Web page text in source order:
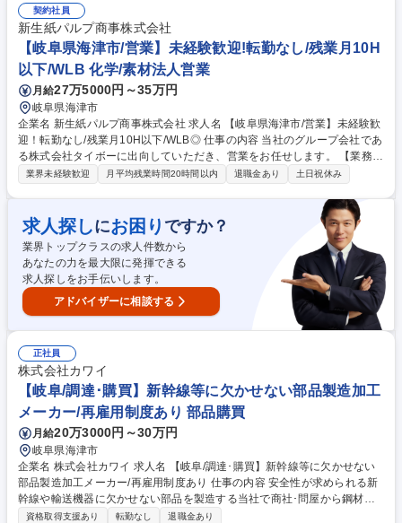
たしますので、未経験の方も歓迎します。 募集職種 岐阜【製造スタッ
フ】高級家具メーカー/組立メイン◎年休121日/残業ほぼなし
契約社員
新生紙パルプ商事株式会社
【岐阜県海津市/営業】未経験歓迎!転勤なし/残業月10H
以下/WLB 化学/素材法人営業
月給27万5000円～35万円
岐阜県海津市
企業名 新生紙パルプ商事株式会社 求人名 【岐阜県海津市/営業】未経験歓
迎！転勤なし/残業月10H以下/WLB◎ 仕事の内容 当社のグループ会社であ
る株式会社タイボーに出向していただき、営業をお任せします。 【業務詳
細】 ■再生原料を使用したプラスチックの原料・成形品の販売 ■マテリア
業界未経験歓迎 月平均残業時間20時間以内 退職金あり 土日祝休み
求人探しにお困り ですか？
業界トップクラスの求人件数から
あなたの力を最大限に発揮できる
求人探しをお手伝いします。
アドバイザーに相談する
正社員
株式会社カワイ
【岐阜/調達･購買】新幹線等に欠かせない部品製造加工
メーカー/再雇用制度あり 部品購買
月給20万3000円～30万円
岐阜県海津市
企業名 株式会社カワイ 求人名 【岐阜/調達･購買】新幹線等に欠かせない
部品製造加工メーカー/再雇用制度あり 仕事の内容 安全性が求められる新
幹線や輸送機器に欠かせない部品を製造する当社で商社･問屋から鋼材な
どの製品の材料/消耗品/製品に必要な設備/道具/備品の仕入れを行います。
資格取得支援あり 転勤なし 退職金あり